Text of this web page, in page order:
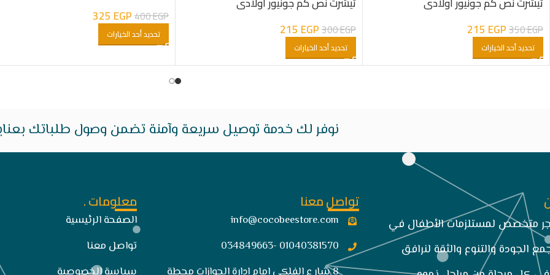
350EGP
215 EGP
تحديد أحد الخيارات
300EGP
215 EGP
تحديد أحد الخيارات
400EGP
325 EGP
تحديد أحد الخيارات
نوفر لك خدمة توصيل سريعة وآمنة تضمن وصول طلباتك
متخصص لمستلزمات الأطفال في
الجودة والتنوع والثقة لنرافق
تواصل معنا
info@cocobeestore.com​
01040381570 -034849663
معلومات .
الصفحة الرئيسية
تواصل معنا